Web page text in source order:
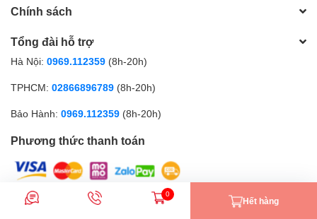
Chính sách
Tổng đài hỗ trợ
Hà Nội: 0969.112359 (8h-20h)
TPHCM: 02866896789 (8h-20h)
Bảo Hành: 0969.112359 (8h-20h)
Phương thức thanh toán
Thietbiso.com (Từ 2009) | Cung cấp bởi
0
Hết hàng